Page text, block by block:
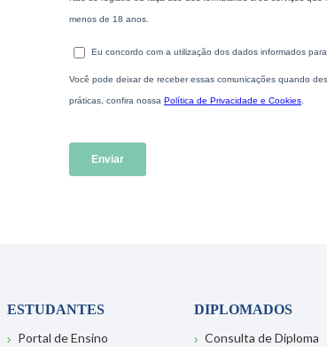
ESTUDANTES
Portal de Ensino
DIPLOMADOS
Consulta de Diploma